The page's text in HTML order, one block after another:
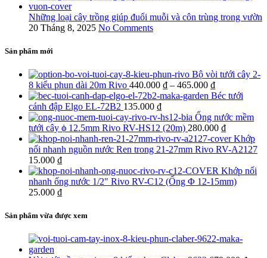
Những loại cây trồng giúp đuổi muỗi và côn trùng trong vườn
20 Tháng 8, 2025 No Comments
Sản phẩm mới
Bộ vòi tưới cây 2-
8 kiểu phun dài 20m Rivo 440.000 ₫ – 465.000 ₫Khoảng
giá:
440.000 ₫
đến
465.000 ₫
Béc tưới
cánh đập Elgo EL-72B2 135.000 ₫
Ống nước mềm
tưới cây ϕ 12.5mm Rivo RV-HS12 (20m) 280.000 ₫
Khớp
nối nhanh nguồn nước Ren trong 21-27mm Rivo RV-A2127
15.000 ₫
Khớp nối
nhanh ống nước 1/2" Rivo RV-C12 (Ống Φ 12-15mm)
25.000 ₫
Sản phẩm vừa được xem